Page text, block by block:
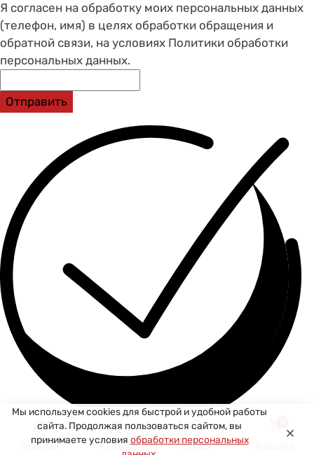
Мы используем cookies для быстрой и удобной работы
сайта. Продолжая пользоваться сайтом, вы
принимаете условия обработки персональных
Главная Каталог Поиск
Я согласен на обработку моих персональных данных
(телефон, имя) в целях обработки обращения и
обратной связи, на условиях Политики обработки
персональных данных.
Отправить
Спасибо за ваше сообщение! Мы свяжемся с вами в